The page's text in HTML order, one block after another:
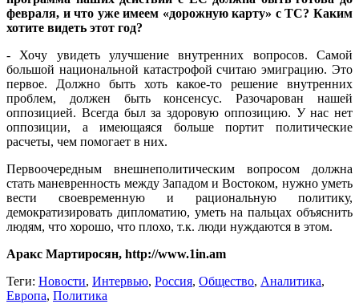
февраля, и что уже имеем «дорожную карту» с ТС? Каким
хотите видеть этот год?
- Хочу увидеть улучшение внутренних вопросов. Самой
большой национальной катастрофой считаю эмиграцию. Это
первое. Должно быть хоть какое-то решение внутренних
проблем, должен быть консенсус. Разочарован нашей
оппозицией. Всегда был за здоровую оппозицию. У нас нет
оппозиции, а имеющаяся больше портит политические
расчеты, чем помогает в них.
Первоочередным внешнеполитическим вопросом должна
стать маневренность между Западом и Востоком, нужно уметь
вести своевременную и рациональную политику,
демократизировать дипломатию, уметь на пальцах объяснить
людям, что хорошо, что плохо, т.к. люди нуждаются в этом.
Аракс Мартиросян, http://www.1in.am
Теги: Новости, Интервью, Россия, Общество, Аналитика,
Европа, Политика